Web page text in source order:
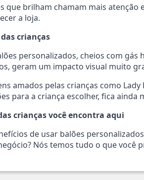
que brilham chamam mais atenção
a loja.
crianças
personalizados, cheios com gás
geram um impacto visual muito
amados pelas crianças como
para a criança escolher, fica ainda
crianças você encontra aqui
de usar balões
Nós temos tudo o que você